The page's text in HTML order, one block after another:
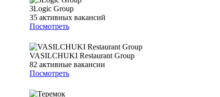
3Logic Group
35 активных вакансий
Посмотреть
VASILCHUKI Restaurant Group
82 активные вакансии
Посмотреть